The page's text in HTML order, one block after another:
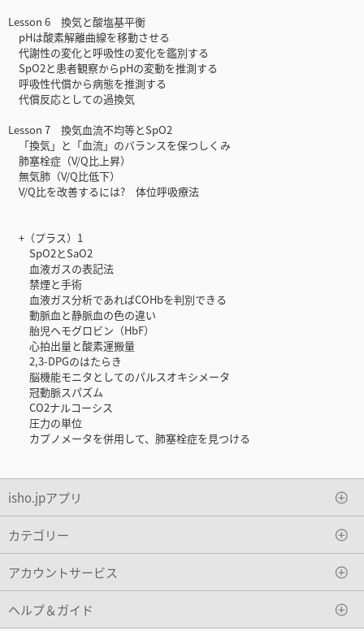
Lesson 6 換気と酸塩基平衡
pHは酸素解離曲線を移動させる
代謝性の変化と呼吸性の変化を鑑別する
SpO2と患者観察からpHの変動を推測する
呼吸性代償から病態を推測する
代償反応としての過換気
Lesson 7 換気血流不均等とSpO2
「換気」と「血流」のバランスを保つしくみ
肺塞栓症（V/Q比上昇）
無気肺（V/Q比低下）
V/Q比を改善するには? 体位呼吸療法
+（プラス）1
SpO2とSaO2
血液ガスの表記法
禁煙と手術
血液ガス分析であればCOHbを判別できる
動脈血と静脈血の色の違い
胎児ヘモグロビン（HbF）
心拍出量と酸素運搬量
2,3-DPGのはたらき
脳機能モニタとしてのパルスオキシメータ
冠動脈スパズム
CO2ナルコーシス
圧力の単位
カプノメータを併用して、肺塞栓症を見つける
isho.jpアプリ
カテゴリー
アカウントサービス
ヘルプ＆ガイド